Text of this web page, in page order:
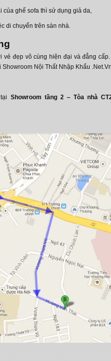
ghế sofa thì sử dụng giả da,
di chuyển trên sàn nhà.
đẹp vô cùng hiện đại và đẳng
Nội Thất Nhập Khẩu .Net.Vn
Showroom tầng 2 – Tòa nhà